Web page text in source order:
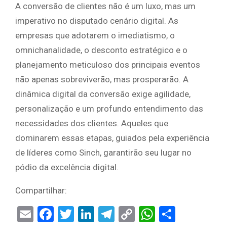
A conversão de clientes não é um luxo, mas um
imperativo no disputado cenário digital. As
empresas que adotarem o imediatismo, o
omnichanalidade, o desconto estratégico e o
planejamento meticuloso dos principais eventos
não apenas sobreviverão, mas prosperarão. A
dinâmica digital da conversão exige agilidade,
personalização e um profundo entendimento das
necessidades dos clientes. Aqueles que
dominarem essas etapas, guiados pela experiência
de líderes como Sinch, garantirão seu lugar no
pódio da excelência digital.
Compartilhar:
EmailFacebook
Twitter
LinkedIn
Telegram
Copy